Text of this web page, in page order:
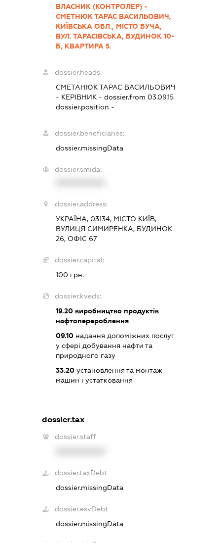
ВЛАСНИК (КОНТРОЛЕР) -
СМЕТНЮК ТАРАС ВАСИЛЬОВИЧ,
КИЇВСЬКА ОБЛ., МІСТО БУЧА,
ВУЛ. ТАРАСІВСЬКА, БУДИНОК 10-
Б, КВАРТИРА 5.
dossier.heads:
СМЕТАНЮК ТАРАС ВАСИЛЬОВИЧ
- КЕРІВНИК- dossier.from 03.09.15
dossier.position -
dossier.beneficiaries:
dossier.missingData
dossier.smida:
dossier.address:
УКРАЇНА, 03134, МІСТО КИЇВ,
ВУЛИЦЯ СИМИРЕНКА, БУДИНОК
26, ОФІС 67
dossier.capital:
100 грн.
dossier.kveds:
19.20виробництво продуктів
нафтоперероблення
09.10надання допоміжних послуг
у сфері добування нафти та
природного газу
33.20установлення та монтаж
машин і устатковання
dossier.tax
dossier.staff
dossier.taxDebt
dossier.missingData
dossier.esvDebt
dossier.missingData